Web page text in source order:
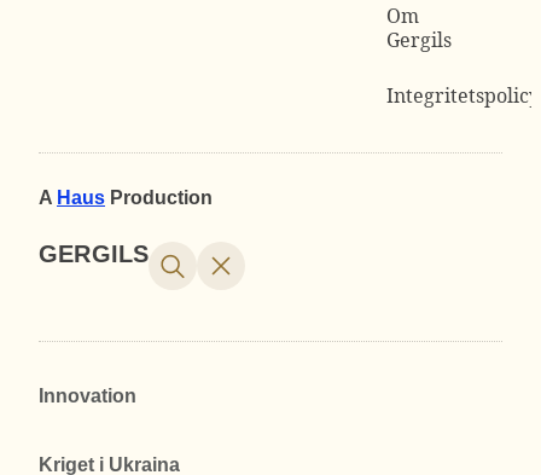
Om
Gergils
Integritetspolicy
A Haus Production
GERGILS
Innovation
Kriget i Ukraina